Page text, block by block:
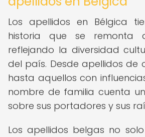
Los apellidos en Bélgica
historia que se remonta
reflejando la diversidad
del país. Desde apellidos de
hasta aquellos con
nombre de familia cuenta
sobre sus portadores y sus
Los apellidos belgas no